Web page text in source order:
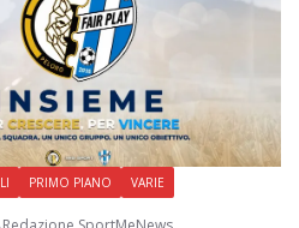
PRIMO PIANO VARIE